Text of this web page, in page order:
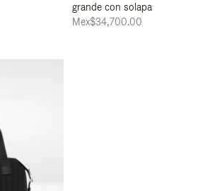
grande con solapa
Mex$34,700.00